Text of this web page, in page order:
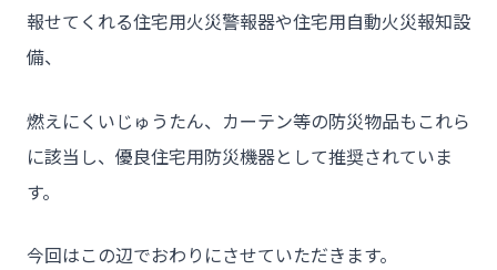
報せてくれる住宅用火災警報器や住宅用自動火災報知設
備、
燃えにくいじゅうたん、カーテン等の防災物品もこれら
に該当し、優良住宅用防災機器として推奨されていま
す。
今回はこの辺でおわりにさせていただきます。